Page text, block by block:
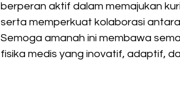
berperan aktif dalam memajukan
serta memperkuat kolaborasi
Semoga amanah ini membawa
fisika medis yang inovatif, adaptif,